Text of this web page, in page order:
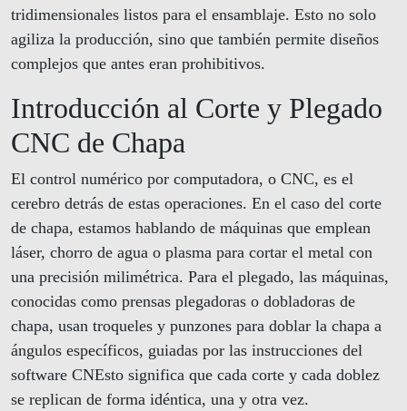
tridimensionales listos para el ensamblaje. Esto no solo
agiliza la producción, sino que también permite diseños
complejos que antes eran prohibitivos.
Introducción al Corte y Plegado
CNC de Chapa
El control numérico por computadora, o CNC, es el
cerebro detrás de estas operaciones. En el caso del corte
de chapa, estamos hablando de máquinas que emplean
láser, chorro de agua o plasma para cortar el metal con
una precisión milimétrica. Para el plegado, las máquinas,
conocidas como prensas plegadoras o dobladoras de
chapa, usan troqueles y punzones para doblar la chapa a
ángulos específicos, guiadas por las instrucciones del
software CNEsto significa que cada corte y cada doblez
se replican de forma idéntica, una y otra vez.